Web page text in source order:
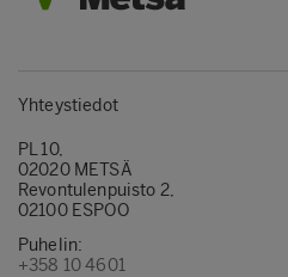
Yhteystiedot
PL 10,
02020 METSÄ
Revontulenpuisto 2,
02100 ESPOO
Puhelin:
+358 10 4601